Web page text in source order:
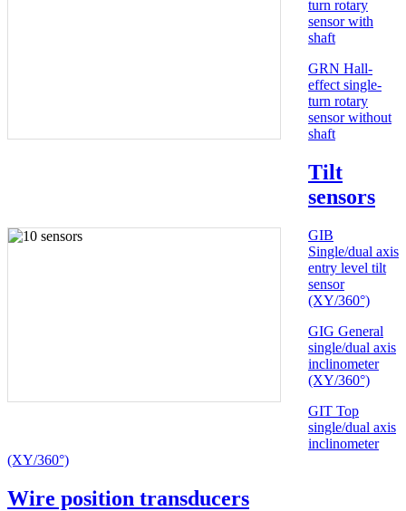
turn rotary
sensor with
shaft
GRN Hall-
effect single-
turn rotary
sensor without
shaft
Tilt
sensors
GIB
Single/dual axis
entry level tilt
sensor
(XY/360°)
GIG General
single/dual axis
inclinometer
(XY/360°)
GIT Top
single/dual axis
inclinometer
(XY/360°)
Wire position transducers